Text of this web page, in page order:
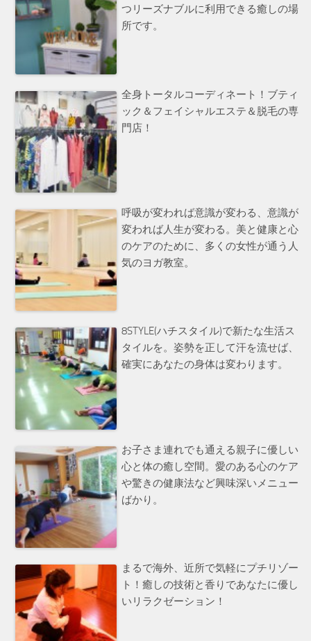
つリーズナブルに利用できる癒しの場
所です。
全身トータルコーディネート！ブティ
ック＆フェイシャルエステ＆脱毛の専
門店！
呼吸が変われば意識が変わる、意識が
変われば人生が変わる。美と健康と心
のケアのために、多くの女性が通う人
気のヨガ教室。
8STYLE(ハチスタイル)で新たな生活ス
タイルを。姿勢を正して汗を流せば、
確実にあなたの身体は変わります。
お子さま連れでも通える親子に優しい
心と体の癒し空間。愛のある心のケア
や驚きの健康法など興味深いメニュー
ばかり。
まるで海外、近所で気軽にプチリゾー
ト！癒しの技術と香りであなたに優し
いリラクゼーション！